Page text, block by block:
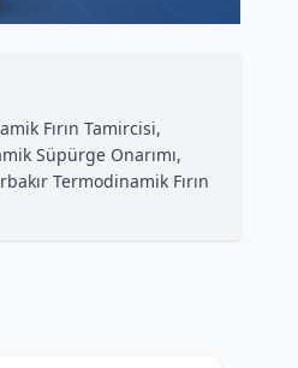
Fırın Tamircisi,
Süpürge Onarımı,
Termodinamik Fırın